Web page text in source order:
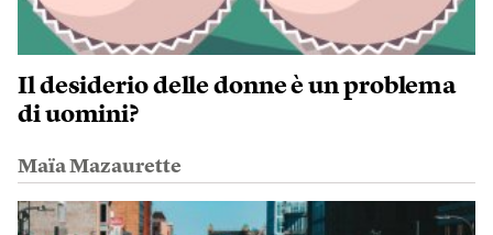
Il desiderio delle donne è un problema
di uomini?
Maïa Mazaurette